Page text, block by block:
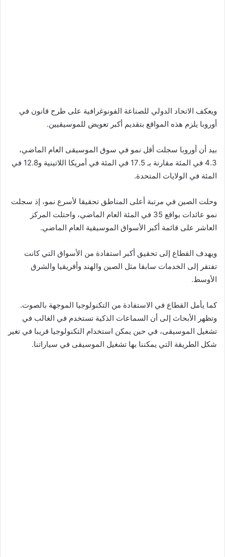
ويعكف الاتحاد الدولي للصناعة الفونوغرافية على طرح قانون في
أوروبا يلزم هذه المواقع بتقديم أكبر تعويض للموسيقيين.
بيد أن أوروبا سجلت أقل نمو في سوق الموسيقى العام الماضي،
4.3 في المئة مقارنة بـ 17.5 في المئة في أمريكا اللاتينية و12.8 في
المئة في الولايات المتحدة.
وحلت الصين في مرتبة أعلى المناطق تحقيقا لأسرع نمو، إذ سجلت
نمو عائدات بواقع 35 في المئة العام الماضي، واحتلت المركز
العاشر على قائمة أكبر الأسواق الموسيقية العام الماضي.
ويهدف القطاع إلى تحقيق أكبر استفادة من الأسواق التي كانت
تفتقر إلى الخدمات سابقا مثل الصين والهند وأفريقيا والشرق
الأوسط.
كما يأمل القطاع في الاستفادة من التكنولوجيا الموجهة بالصوت.
وتظهر الأبحاث إلى أن السماعات الذكية تستخدم في الغالب في
تشغيل الموسيقى، في حين يمكن استخدام التكنولوجيا قريبا في تغير
شكل الطريقة التي يمكننا بها تشغيل الموسيقى في سياراتنا.